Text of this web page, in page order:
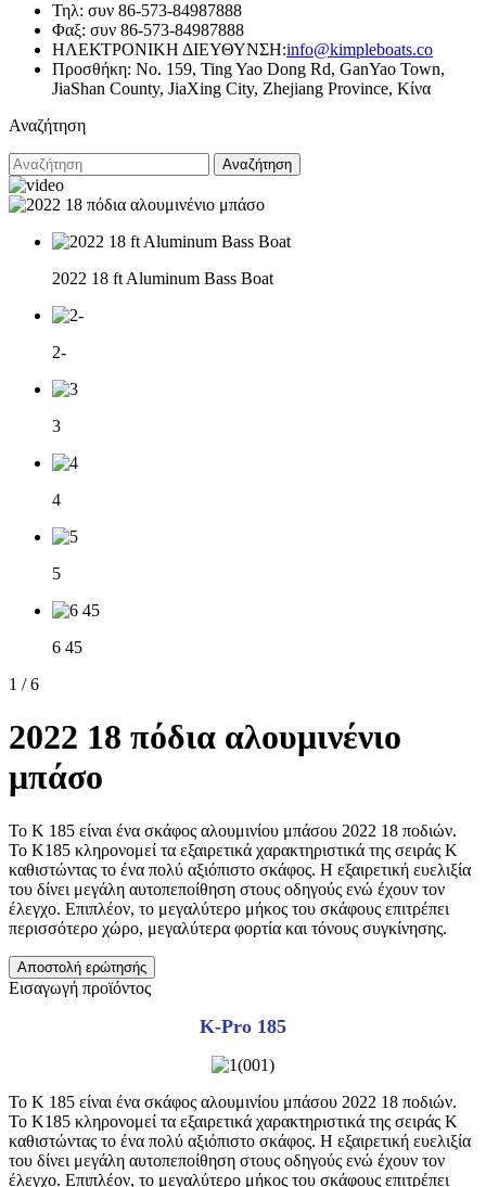
Τηλ: συν 86-573-84987888
Φαξ: συν 86-573-84987888
ΗΛΕΚΤΡΟΝΙΚΗ ΔΙΕΥΘΥΝΣΗ:info@kimpleboats.co
Προσθήκη: No. 159, Ting Yao Dong Rd, GanYao Town,
JiaShan County, JiaXing City, Zhejiang Province, Κίνα
Αναζήτηση
Αναζήτηση
2022 18 ft Aluminum Bass Boat
2-
3
4
5
6 45
1 / 6
2022 18 πόδια αλουμινένιο
μπάσο
Το K 185 είναι ένα σκάφος αλουμινίου μπάσου 2022 18 ποδιών.
Το K185 κληρονομεί τα εξαιρετικά χαρακτηριστικά της σειράς K
καθιστώντας το ένα πολύ αξιόπιστο σκάφος. Η εξαιρετική ευελιξία
του δίνει μεγάλη αυτοπεποίθηση στους οδηγούς ενώ έχουν τον
έλεγχο. Επιπλέον, το μεγαλύτερο μήκος του σκάφους επιτρέπει
περισσότερο χώρο, μεγαλύτερα φορτία και τόνους συγκίνησης.
Αποστολή ερώτησής
Εισαγωγή προϊόντος
Κ-Pro 185
Το K 185 είναι ένα σκάφος αλουμινίου μπάσου 2022 18 ποδιών.
Το K185 κληρονομεί τα εξαιρετικά χαρακτηριστικά της σειράς K
καθιστώντας το ένα πολύ αξιόπιστο σκάφος. Η εξαιρετική ευελιξία
του δίνει μεγάλη αυτοπεποίθηση στους οδηγούς ενώ έχουν τον
έλεγχο. Επιπλέον, το μεγαλύτερο μήκος του σκάφους επιτρέπει